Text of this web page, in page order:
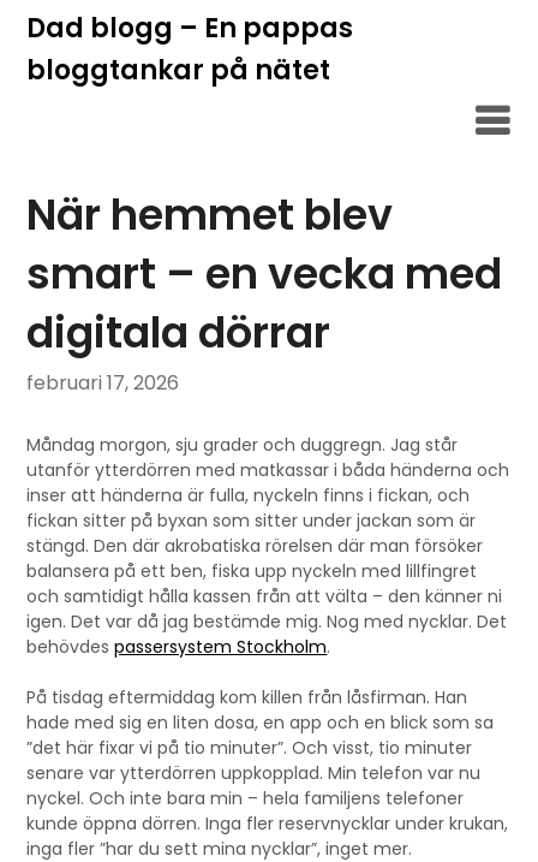
Hoppa
innehåll
Dad blogg – En pappas
bloggtankar på nätet
När hemmet blev
smart – en vecka med
digitala dörrar
februari 17, 2026
Måndag morgon, sju grader och duggregn. Jag står
utanför ytterdörren med matkassar i båda händerna och
inser att händerna är fulla, nyckeln finns i fickan, och
fickan sitter på byxan som sitter under jackan som är
stängd. Den där akrobatiska rörelsen där man försöker
balansera på ett ben, fiska upp nyckeln med lillfingret
och samtidigt hålla kassen från att välta – den känner ni
igen. Det var då jag bestämde mig. Nog med nycklar. Det
behövdespassersystem Stockholm.
På tisdag eftermiddag kom killen från låsfirman. Han
hade med sig en liten dosa, en app och en blick som sa
”det här fixar vi på tio minuter”. Och visst, tio minuter
senare var ytterdörren uppkopplad. Min telefon var nu
nyckel. Och inte bara min – hela familjens telefoner
kunde öppna dörren. Inga fler reservnycklar under krukan,
inga fler ”har du sett mina nycklar”, inget mer.